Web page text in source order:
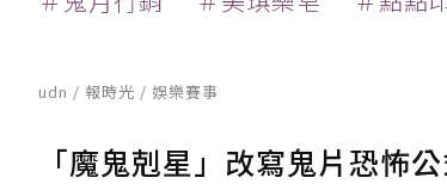
udn / 報時光 / 娛樂賽事
「魔鬼剋星」改寫鬼片恐怖